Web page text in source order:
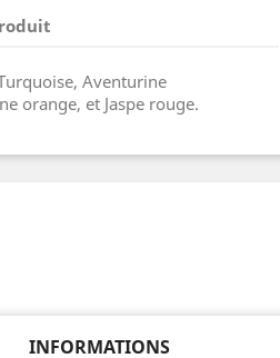
Aventurine
orange, et Jaspe rouge.
INFORMATIONS